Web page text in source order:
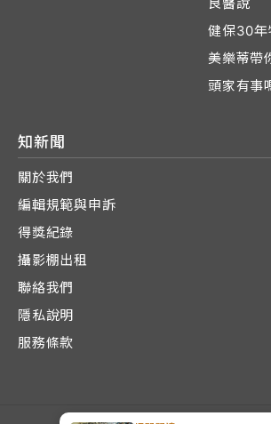
健保30年
美樂蒂帶
頭家有事
知新聞
關於我們
編輯規範與申訴
得獎紀錄
攝影棚出租
聯絡我們
隱私說明
服務條款